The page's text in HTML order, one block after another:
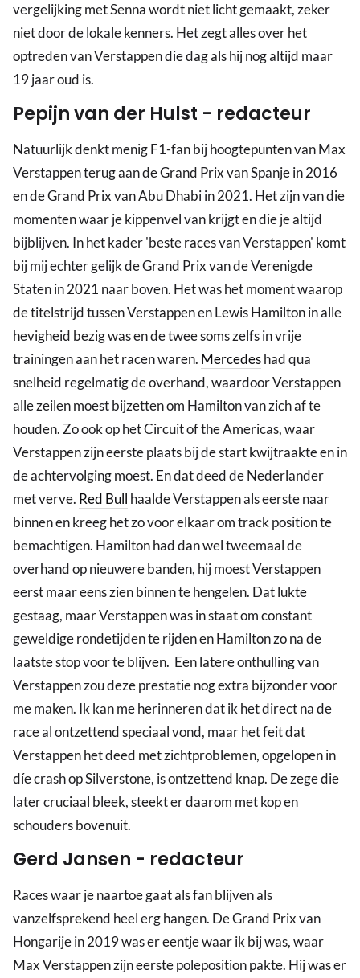
vergelijking met Senna wordt niet licht gemaakt, zeker
niet door de lokale kenners. Het zegt alles over het
optreden van Verstappen die dag als hij nog altijd maar
19 jaar oud is.
Pepijn van der Hulst - redacteur
Natuurlijk denkt menig F1-fan bij hoogtepunten van Max
Verstappen terug aan de Grand Prix van Spanje in 2016
en de Grand Prix van Abu Dhabi in 2021. Het zijn van die
momenten waar je kippenvel van krijgt en die je altijd
bijblijven. In het kader 'beste races van Verstappen' komt
bij mij echter gelijk de Grand Prix van de Verenigde
Staten in 2021 naar boven. Het was het moment waarop
de titelstrijd tussen Verstappen en Lewis Hamilton in alle
hevigheid bezig was en de twee soms zelfs in vrije
trainingen aan het racen waren. Mercedeshad qua
snelheid regelmatig de overhand, waardoor Verstappen
alle zeilen moest bijzetten om Hamilton van zich af te
houden. Zo ook op het Circuit of the Americas, waar
Verstappen zijn eerste plaats bij de start kwijtraakte en in
de achtervolging moest. En dat deed de Nederlander
met verve. Red Bull haalde Verstappen als eerste naar
binnen en kreeg het zo voor elkaar om track position te
bemachtigen. Hamilton had dan wel tweemaal de
overhand op nieuwere banden, hij moest Verstappen
eerst maar eens zien binnen te hengelen. Dat lukte
gestaag, maar Verstappen was in staat om constant
geweldige rondetijden te rijden en Hamilton zo na de
laatste stop voor te blijven. Een latere onthulling van
Verstappen zou deze prestatie nog extra bijzonder voor
me maken. Ik kan me herinneren dat ik het direct na de
race al ontzettend speciaal vond, maar het feit dat
Verstappen het deed met zichtproblemen, opgelopen in
díe crash op Silverstone, is ontzettend knap. De zege die
later cruciaal bleek, steekt er daarom met kop en
schouders bovenuit.
Gerd Jansen - redacteur
Races waar je naartoe gaat als fan blijven als
vanzelfsprekend heel erg hangen. De Grand Prix van
Hongarije in 2019 was er eentje waar ik bij was, waar
Max Verstappen zijn eerste poleposition pakte. Hij was er